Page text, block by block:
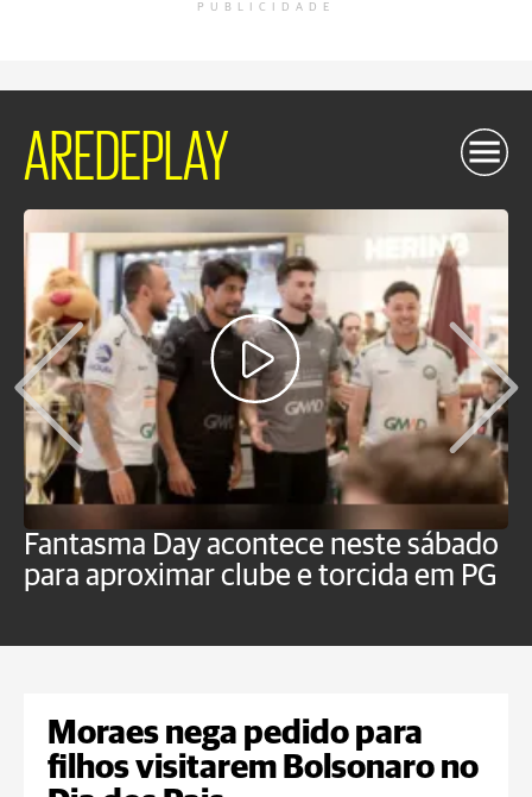
PUBLICIDADE
AREDEPLAY
Fantasma Day acontece neste sábado
para aproximar clube e torcida em PG
Moraes nega pedido para
filhos visitarem Bolsonaro no